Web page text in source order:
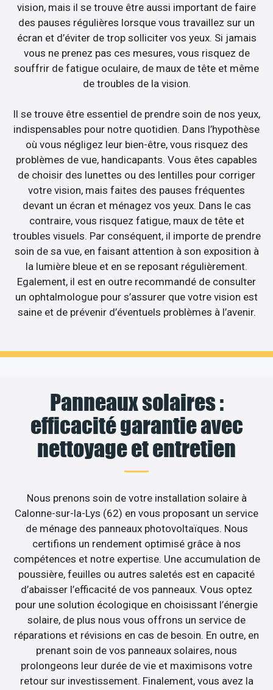
vision, mais il se trouve être aussi important de faire
des pauses régulières lorsque vous travaillez sur un
écran et d’éviter de trop solliciter vos yeux. Si jamais
vous ne prenez pas ces mesures, vous risquez de
souffrir de fatigue oculaire, de maux de tête et même
de troubles de la vision.
Il se trouve être essentiel de prendre soin de nos yeux,
indispensables pour notre quotidien. Dans l’hypothèse
où vous négligez leur bien-être, vous risquez des
problèmes de vue, handicapants. Vous êtes capables
de choisir des lunettes ou des lentilles pour corriger
votre vision, mais faites des pauses fréquentes
devant un écran et ménagez vos yeux. Dans le cas
contraire, vous risquez fatigue, maux de tête et
troubles visuels. Par conséquent, il importe de prendre
soin de sa vue, en faisant attention à son exposition à
la lumière bleue et en se reposant régulièrement.
Egalement, il est en outre recommandé de consulter
un ophtalmologue pour s’assurer que votre vision est
saine et de prévenir d’éventuels problèmes à l’avenir.
Panneaux solaires :
efficacité garantie avec
nettoyage et entretien
Nous prenons soin de votre installation solaire à
Calonne-sur-la-Lys (62) en vous proposant un service
de ménage des panneaux photovoltaïques. Nous
certifions un rendement optimisé grâce à nos
compétences et notre expertise. Une accumulation de
poussière, feuilles ou autres saletés est en capacité
d’abaisser l’efficacité de vos panneaux. Vous optez
pour une solution écologique en choisissant l’énergie
solaire, de plus nous vous offrons un service de
réparations et révisions en cas de besoin. En outre, en
prenant soin de vos panneaux solaires, nous
prolongeons leur durée de vie et maximisons votre
retour sur investissement. Finalement, vous avez la